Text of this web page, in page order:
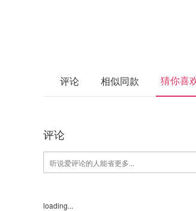
评论 相似同款 猜你喜
评论
loading...